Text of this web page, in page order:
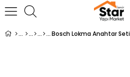
Bosch Lokma Anahtar